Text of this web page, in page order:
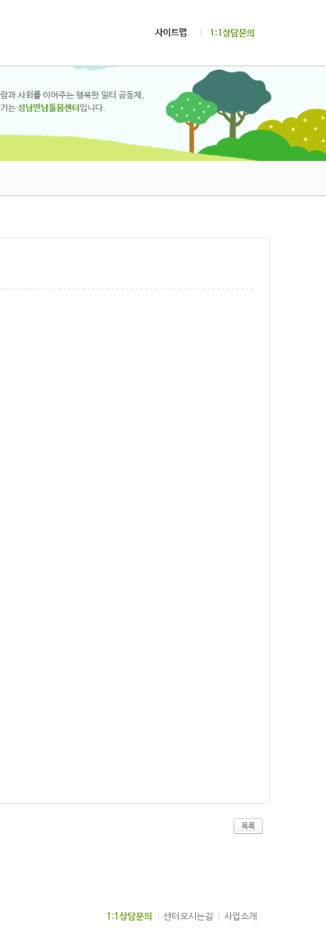
목록
1:1상담문의 센터오시는길 사업소개